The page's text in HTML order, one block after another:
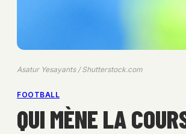
Asatur Yesayants / Shutterstock.com
FOOTBALL
QUI MÈNE LA